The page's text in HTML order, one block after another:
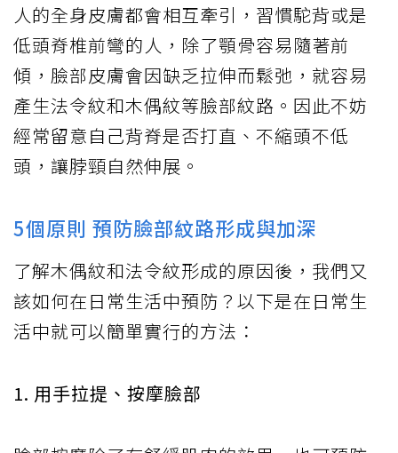
人的全身皮膚都會相互牽引，習慣駝背或是
低頭脊椎前彎的人，除了顎骨容易隨著前
傾，臉部皮膚會因缺乏拉伸而鬆弛，就容易
產生法令紋和木偶紋等臉部紋路。因此不妨
經常留意自己背脊是否打直、不縮頭不低
頭，讓脖頸自然伸展。
5個原則 預防臉部紋路形成與加深
了解木偶紋和法令紋形成的原因後，我們又
該如何在日常生活中預防？以下是在日常生
活中就可以簡單實行的方法：
1. 用手拉提、按摩臉部